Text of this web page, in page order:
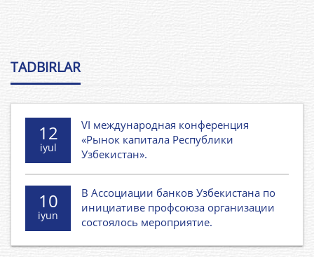
1975
Начальник сметно-договорного отдела –
«Сельтрансспецстрой»
1975-
1979 гг. -
Начальник спец.передвижной мехколонны
№24 – трест «Узсельспецстрой»
1979-1981
гг. -
Управляющий треста -
“Сельтрансспецстрой”
гг. -
“Узсельсантехгазмонтаж”
TADBIRLAR
12
iyul
VI международная конференция
«Рынок капитала Республики
Узбекистан».
10
iyun
В Ассоциации банков Узбекистана по
инициативе профсоюза организации
состоялось мероприятие.